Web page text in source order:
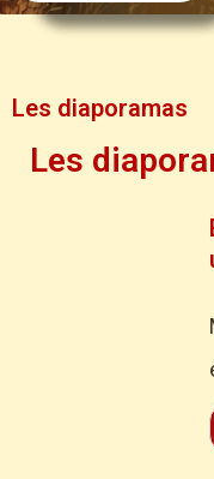
Les diaporamas
Les